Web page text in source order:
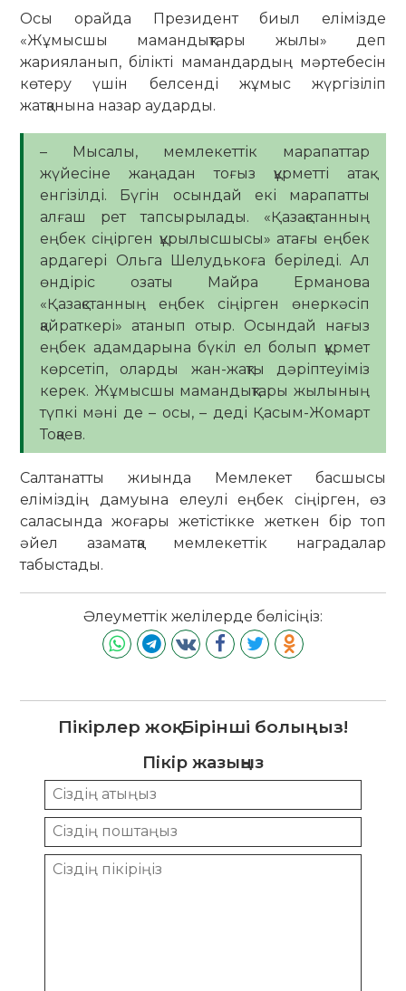
Осы орайда Президент биыл елімізде
«Жұмысшы мамандықтары жылы» деп
жарияланып, білікті мамандардың мәртебесін
көтеру үшін белсенді жұмыс жүргізіліп
жатқанына назар аударды.
– Мысалы, мемлекеттік марапаттар
жүйесіне жаңадан тоғыз құрметті атақ
енгізілді. Бүгін осындай екі марапатты
алғаш рет тапсырылады. «Қазақстанның
еңбек сіңірген құрылысшысы» атағы еңбек
ардагері Ольга Шелудькоға беріледі. Ал
өндіріс озаты Майра Ерманова
«Қазақстанның еңбек сіңірген өнеркәсіп
қайраткері» атанып отыр. Осындай нағыз
еңбек адамдарына бүкіл ел болып құрмет
көрсетіп, оларды жан-жақты дәріптеуіміз
керек. Жұмысшы мамандықтары жылының
түпкі мәні де – осы, – деді Қасым-Жомарт
Тоқаев.
Салтанатты жиында Мемлекет басшысы
еліміздің дамуына елеулі еңбек сіңірген, өз
саласында жоғары жетістікке жеткен бір топ
әйел азаматқа мемлекеттік наградалар
табыстады.
Әлеуметтік желілерде бөлісіңіз:
Пікірлер жоқ. Бірінші болыңыз!
Пікір жазыңыз